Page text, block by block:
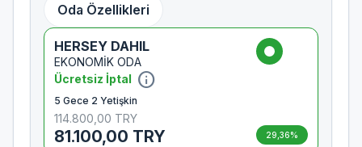
Oda Özellikleri
HERSEY DAHIL
EKONOMİK ODA
Ücretsiz İptal info
5 Gece 2 Yetişkin
114.800,00 TRY
81.100,00 TRY 29,36%